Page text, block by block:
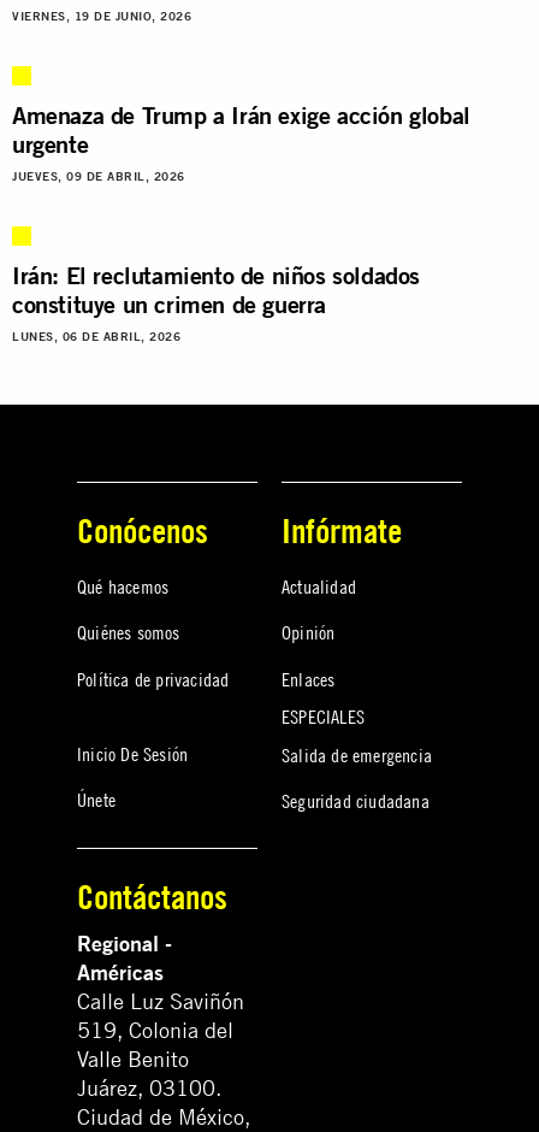
VIERNES, 19 DE JUNIO, 2026
Amenaza de Trump a Irán exige acción global
urgente
JUEVES, 09 DE ABRIL, 2026
Irán: El reclutamiento de niños soldados
constituye un crimen de guerra
LUNES, 06 DE ABRIL, 2026
Conócenos
Qué hacemos
Quiénes somos
Política de privacidad
Inicio De Sesión
Únete
Infórmate
Actualidad
Opinión
Enlaces
ESPECIALES
Salida de emergencia
Seguridad ciudadana
Contáctanos
Regional -
Américas
Calle Luz Saviñón
519, Colonia del
Valle Benito
Juárez, 03100.
Ciudad de México,